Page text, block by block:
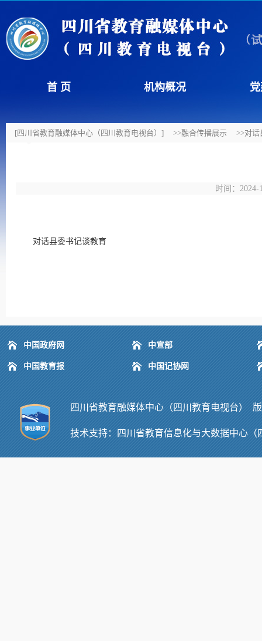
[四川省教育融媒体中心（四川教育电视台）] >>融合传播展示 >>对话
时间：
对话县委书记谈教育
中国政府网 中宣部
中国教育报 中国记协网
四川省教育融媒体中心（四川教育电视台
技术支持： 四川省教育信息化与大数据中心（
首 页 机构概况